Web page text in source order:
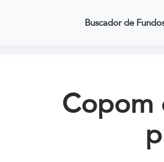
Buscador de
Copom